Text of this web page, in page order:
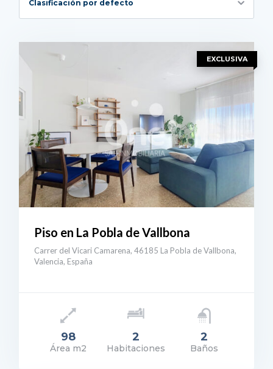
Clasificación por defecto
EXCLUSIVA
Piso en La Pobla de Vallbona
Carrer del Vicari Camarena, 46185 La Pobla de Vallbona,
Valencia, España
98
Área m2
2
Habitaciones
2
Baños